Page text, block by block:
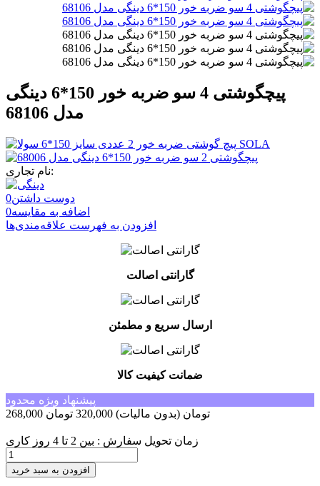
پیچگوشتی 4 سو ضربه خور 150*6 دینگی
مدل 68106
نام تجاری:
دوست داشتن0
اضافه به مقایسه0
افزودن به فهرست علاقه‌مندی‌ها
گارانتی اصالت
ارسال سریع و مطمئن
ضمانت کیفیت کالا
پیشنهاد ویژه محدود
268,000 تومان (بدون مالیات) 320,000 تومان
زمان تحویل سفارش : بین 2 تا 4 روز کاری
افزودن به سبد خرید